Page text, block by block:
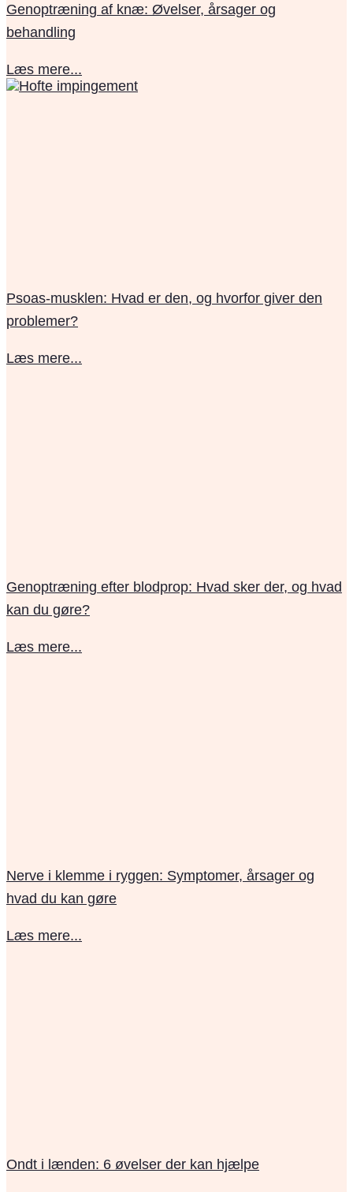
Genoptræning af knæ: Øvelser, årsager og
behandling
Læs mere...
Psoas-musklen: Hvad er den, og hvorfor giver den
problemer?
Læs mere...
Genoptræning efter blodprop: Hvad sker der, og hvad
kan du gøre?
Læs mere...
Nerve i klemme i ryggen: Symptomer, årsager og
hvad du kan gøre
Læs mere...
Ondt i lænden: 6 øvelser der kan hjælpe